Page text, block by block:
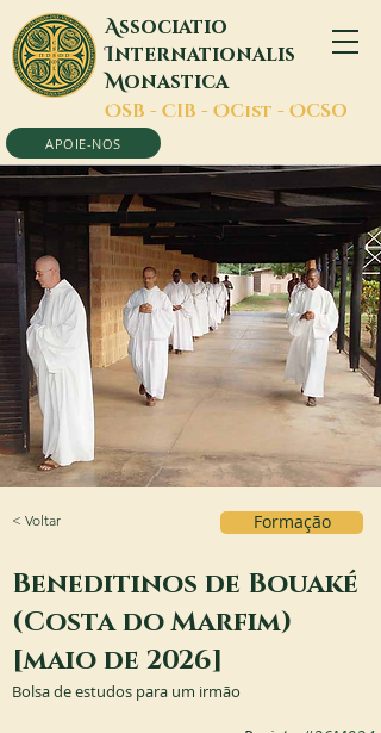
Associatio
Internationalis
Monastica
OSB - CIB - OCist - OCSO
APOIE-NOS
< Voltar Formação
Beneditinos de Bouaké
(Costa do Marfim)
[maio de 2026]
Bolsa de estudos para um irmão